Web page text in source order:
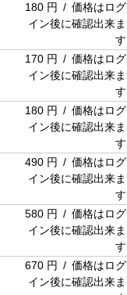
180 円 / 価格はログ
イン後に確認出来ま
す
170 円 / 価格はログ
イン後に確認出来ま
す
180 円 / 価格はログ
イン後に確認出来ま
す
490 円 / 価格はログ
イン後に確認出来ま
す
580 円 / 価格はログ
イン後に確認出来ま
す
670 円 / 価格はログ
イン後に確認出来ま